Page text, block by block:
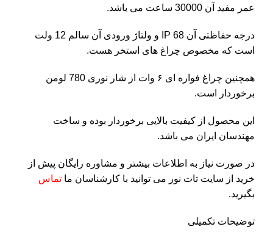
عمر مفید آن 30000 ساعت می باشد.
درجه حفاظتی آن IP 68 و ولتاژ ورودی آن سالم 12 ولت
است که مخصوص چراغ های استخر هست.
همچنین چراغ فواره ای ۶ وات از شار نوری 780 لومن
برخوردار است.
این محصول از کیفیت بالایی برخوردار بوده و ساخت
مهندسان ایران می باشد.
در صورت نیاز به اطلاعات بیشتر و مشاوره رایگان پیش از
خرید از سایت تات نور می توانید با کارشناسان ما تماس
بگیرید.
توضیحات تکمیلی